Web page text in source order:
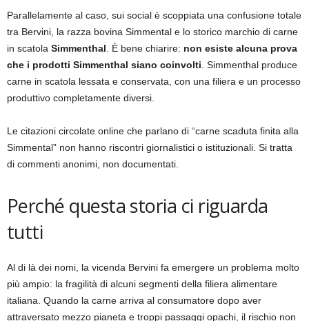
Parallelamente al caso, sui social è scoppiata una confusione totale
tra Bervini, la razza bovina Simmental e lo storico marchio di carne
in scatola Simmenthal . È bene chiarire: non esiste alcuna prova
che i prodotti Simmenthal siano coinvolti . Simmenthal produce
carne in scatola lessata e conservata, con una filiera e un processo
produttivo completamente diversi.
Le citazioni circolate online che parlano di “carne scaduta finita alla
Simmental” non hanno riscontri giornalistici o istituzionali. Si tratta
di commenti anonimi, non documentati.
Perché questa storia ci riguarda
tutti
Al di là dei nomi, la vicenda Bervini fa emergere un problema molto
più ampio: la fragilità di alcuni segmenti della filiera alimentare
italiana. Quando la carne arriva al consumatore dopo aver
attraversato mezzo pianeta e troppi passaggi opachi, il rischio non